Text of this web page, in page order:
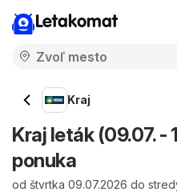
Letakomat
Kraj
Kraj leták (09.07. -
ponuka
od štvrtka 09.07.2026 do